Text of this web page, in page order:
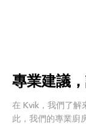
專業建議
在 Kvik，我們了解
此，我們的專業廚